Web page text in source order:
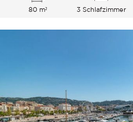
80 m² 3 Schlafzimmer